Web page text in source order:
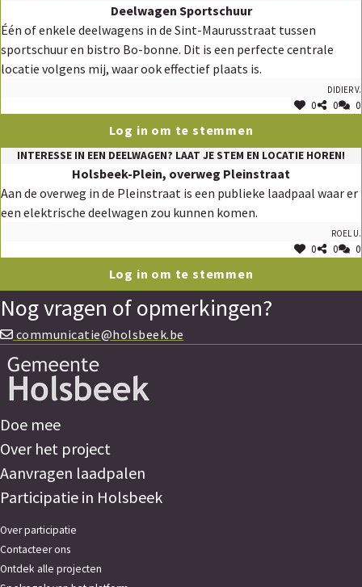
Deelwagen Sportschuur
Één of enkele deelwagens in de Sint-Maurusstraat tussen
sportschuur en bistro Bo-bonne. Dit is een perfecte centrale
locatie volgens mij, waar ook effectief plaats is.
Didier V.
0 0 0
Log in om te stemmen
INTERESSE IN EEN DEELWAGEN? LAAT JE STEM EN LOCATIE HOREN!
Holsbeek-Plein, overweg Pleinstraat
Aan de overweg in de Pleinstraat is een publieke laadpaal waar er
een elektrische deelwagen zou kunnen komen.
Roel U.
0 0 0
Log in om te stemmen
Nog vragen of opmerkingen?
communicatie@holsbeek.be
Doe mee
Over het project
Aanvragen laadpalen
Participatie in Holsbeek
Over participatie
Contacteer ons
Ontdek alle projecten